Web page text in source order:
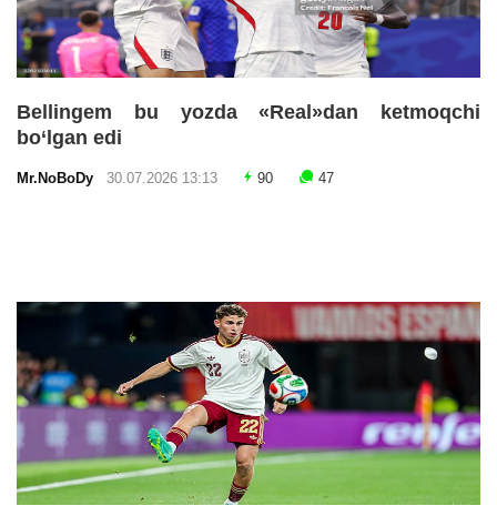
Bellingem bu yozda «Real»dan ketmoqchi
bo‘lgan edi
Mr.NoBoDy 30.07.2026 13:13 90 47